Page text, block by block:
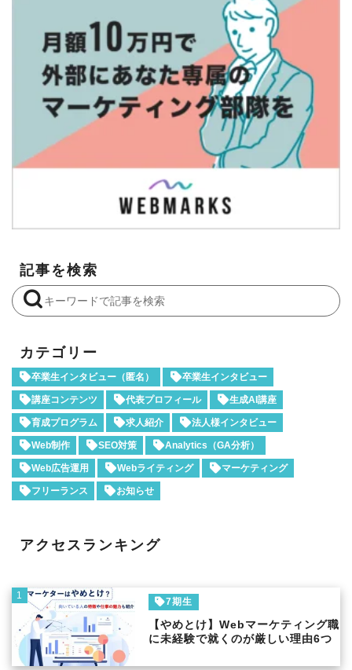
記事を検索
カテゴリー
卒業生インタビュー（匿名） 卒業生インタビュー
講座コンテンツ 代表プロフィール 生成AI講座
育成プログラム 求人紹介 法人様インタビュー
Web制作 SEO対策 Analytics（GA分析）
Web広告運用 Webライティング マーケティング
フリーランス お知らせ
アクセスランキング
1
7期生
【やめとけ】Webマーケティング職
に未経験で就くのが厳しい理由6つ